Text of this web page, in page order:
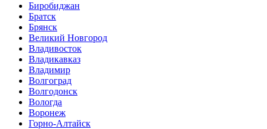
Биробиджан
Братск
Брянск
Великий Новгород
Владивосток
Владикавказ
Владимир
Волгоград
Волгодонск
Вологда
Воронеж
Горно-Алтайск